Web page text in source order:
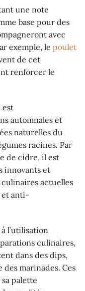
une note
base pour des
avec
exemple, le poulet
de cet
renforcer le
est
automnales et
naturelles du
racines. Par
de cidre, il est
innovants et
actuelles
et anti-
l’utilisation
culinaires,
dans des dips,
marinades. Ces
palette